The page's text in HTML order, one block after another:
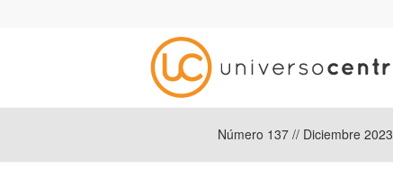
Número 137 // Diciembre 2023